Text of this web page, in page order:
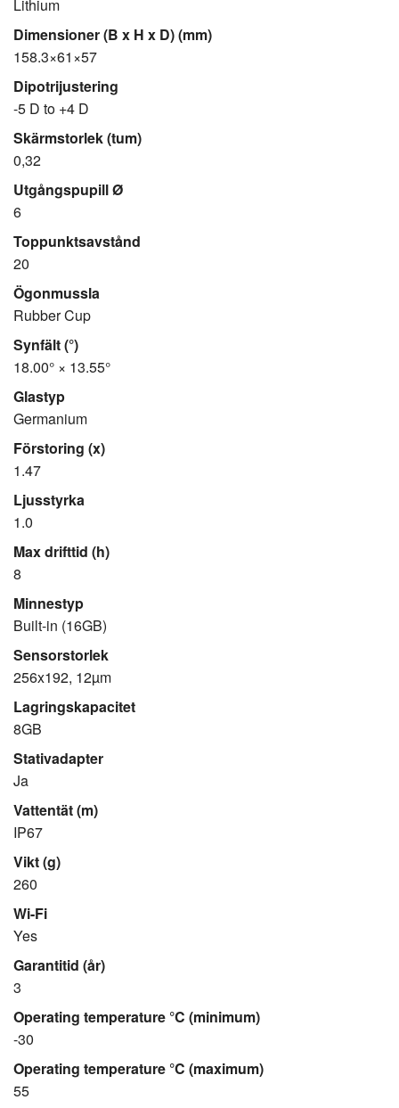
Lithium
Dimensioner (B x H x D) (mm)
158.3×61×57
Dipotrijustering
-5 D to +4 D
Skärmstorlek (tum)
0,32
Utgångspupill Ø
6
Toppunktsavstånd
20
Ögonmussla
Rubber Cup
Synfält (°)
18.00° × 13.55°
Glastyp
Germanium
Förstoring (x)
1.47
Ljusstyrka
1.0
Max drifttid (h)
8
Minnestyp
Built-in (16GB)
Sensorstorlek
256x192, 12µm
Lagringskapacitet
8GB
Stativadapter
Ja
Vattentät (m)
IP67
Vikt (g)
260
Wi-Fi
Yes
Garantitid (år)
3
Operating temperature °C (minimum)
-30
Operating temperature °C (maximum)
55